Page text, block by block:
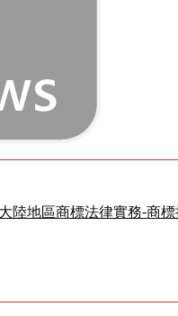
陸地區商標法律實務-商